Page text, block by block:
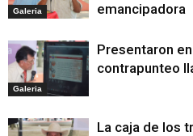
Galeria
emancipadora
Galeria
Presentaron
contrapunteo
La caja de los